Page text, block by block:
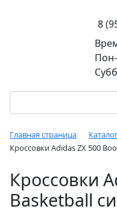
8
Главная страница
Кроссовки Adidas ZX 500
Кроссовки
Basketball